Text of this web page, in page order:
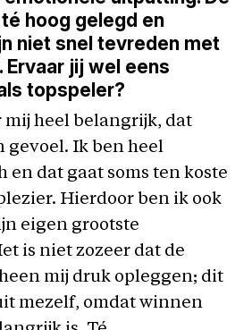
hoog gelegd en
niet snel tevreden met
jij wel eens
topspeler?
mij heel belangrijk, dat
gevoel. Ik ben heel
en dat gaat soms ten koste
Hierdoor ben ik ook
eigen grootste
is niet zozeer dat de
mij druk opleggen; dit
mezelf, omdat winnen